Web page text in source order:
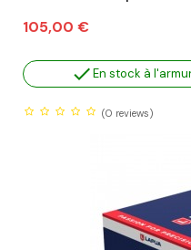
Prix
105,00 €
En stock à
(0 reviews)